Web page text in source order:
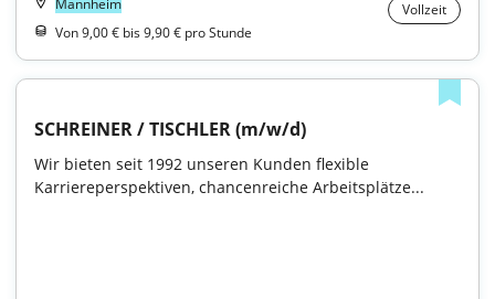
Mannheim
Vollzeit
Von 9,00 € bis 9,90 € pro Stunde
SCHREINER / TISCHLER (m/w/d)
Wir bieten seit 1992 unseren Kunden flexible
Karriereperspektiven, chancenreiche Arbeitsplätze...